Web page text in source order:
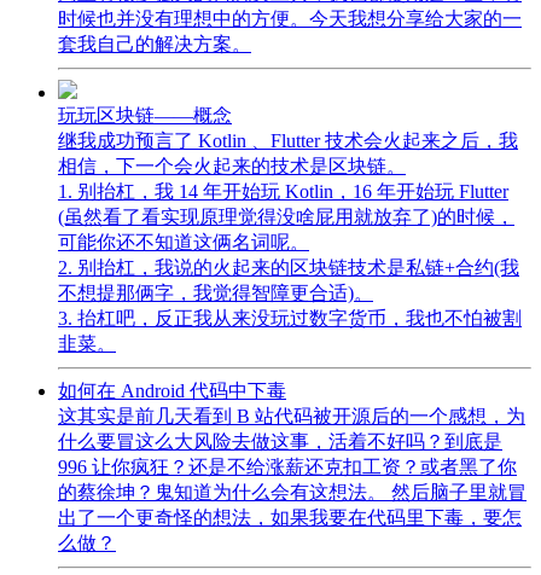
时候也并没有理想中的方便。今天我想分享给大家的一
套我自己的解决方案。
玩玩区块链——概念
继我成功预言了 Kotlin 、Flutter 技术会火起来之后，我
相信，下一个会火起来的技术是区块链。
1. 别抬杠，我 14 年开始玩 Kotlin，16 年开始玩 Flutter
(虽然看了看实现原理觉得没啥屁用就放弃了)的时候，
可能你还不知道这俩名词呢。
2. 别抬杠，我说的火起来的区块链技术是私链+合约(我
不想提那俩字，我觉得智障更合适)。
3. 抬杠吧，反正我从来没玩过数字货币，我也不怕被割
韭菜。
如何在 Android 代码中下毒
这其实是前几天看到 B 站代码被开源后的一个感想，为
什么要冒这么大风险去做这事，活着不好吗？到底是
996 让你疯狂？还是不给涨薪还克扣工资？或者黑了你
的蔡徐坤？鬼知道为什么会有这想法。 然后脑子里就冒
出了一个更奇怪的想法，如果我要在代码里下毒，要怎
么做？